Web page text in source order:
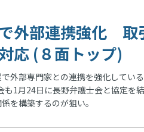
外部連携強化 取
応 (８面トップ)
外部専門家との連携を強化してい
1月24日に長野弁護士会と協定を
を構築するのが狙い。